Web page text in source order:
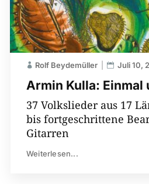
Armin Kulla: Einmal
Rolf Beydemüller Juli 10,
37 Volkslieder aus 17
bis fortgeschrittene
Gitarren
Weiterlesen...